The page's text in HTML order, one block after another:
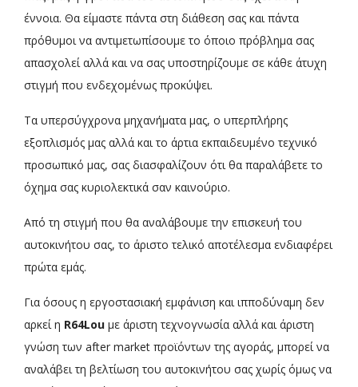
έννοια. Θα είμαστε πάντα στη διάθεση σας και πάντα
πρόθυμοι να αντιμετωπίσουμε το όποιο πρόβλημα σας
απασχολεί αλλά και να σας υποστηρίζουμε σε κάθε άτυχη
στιγμή που ενδεχομένως προκύψει.
Τα υπερσύγχρονα μηχανήματα μας, ο υπερπλήρης
εξοπλισμός μας αλλά και το άρτια εκπαιδευμένο τεχνικό
προσωπικό μας, σας διασφαλίζουν ότι θα παραλάβετε το
όχημα σας κυριολεκτικά σαν καινούριο.
Από τη στιγμή που θα αναλάβουμε την επισκευή του
αυτοκινήτου σας, το άριστο τελικό αποτέλεσμα ενδιαφέρει
πρώτα εμάς.
Για όσους η εργοστασιακή εμφάνιση και ιπποδύναμη δεν
αρκεί η R64Lou με άριστη τεχνογνωσία αλλά και άριστη
γνώση των after market προϊόντων της αγοράς, μπορεί να
αναλάβει τη βελτίωση του αυτοκινήτου σας χωρίς όμως να